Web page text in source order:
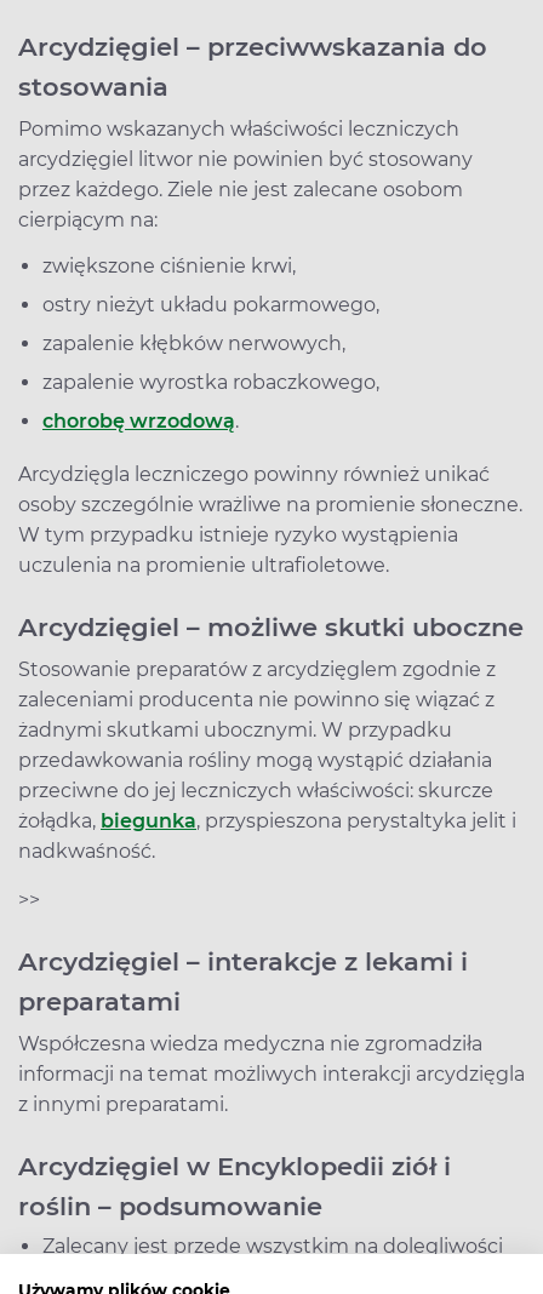
Używamy plików cookie
Arcydzięgiel – przeciwwskazania do
stosowania
Pomimo wskazanych właściwości leczniczych
arcydzięgiel litwor nie powinien być stosowany
przez każdego. Ziele nie jest zalecane osobom
cierpiącym na:
zwiększone ciśnienie krwi,
ostry nieżyt układu pokarmowego,
zapalenie kłębków nerwowych,
zapalenie wyrostka robaczkowego,
chorobę wrzodową.
Arcydzięgla leczniczego powinny również unikać
osoby szczególnie wrażliwe na promienie słoneczne.
W tym przypadku istnieje ryzyko wystąpienia
uczulenia na promienie ultrafioletowe.
Arcydzięgiel – możliwe skutki uboczne
Stosowanie preparatów z arcydzięglem zgodnie z
zaleceniami producenta nie powinno się wiązać z
żadnymi skutkami ubocznymi. W przypadku
przedawkowania rośliny mogą wystąpić działania
przeciwne do jej leczniczych właściwości: skurcze
żołądka, biegunka, przyspieszona perystaltyka jelit i
nadkwaśność.
>>
Arcydzięgiel – interakcje z lekami i
preparatami
Współczesna wiedza medyczna nie zgromadziła
informacji na temat możliwych interakcji arcydzięgla
z innymi preparatami.
Arcydzięgiel w Encyklopedii ziół i
roślin – podsumowanie
Zalecany jest przede wszystkim na dolegliwości